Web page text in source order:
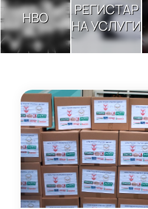
НВО
РЕГИСТАР
НА УСЛУГИ